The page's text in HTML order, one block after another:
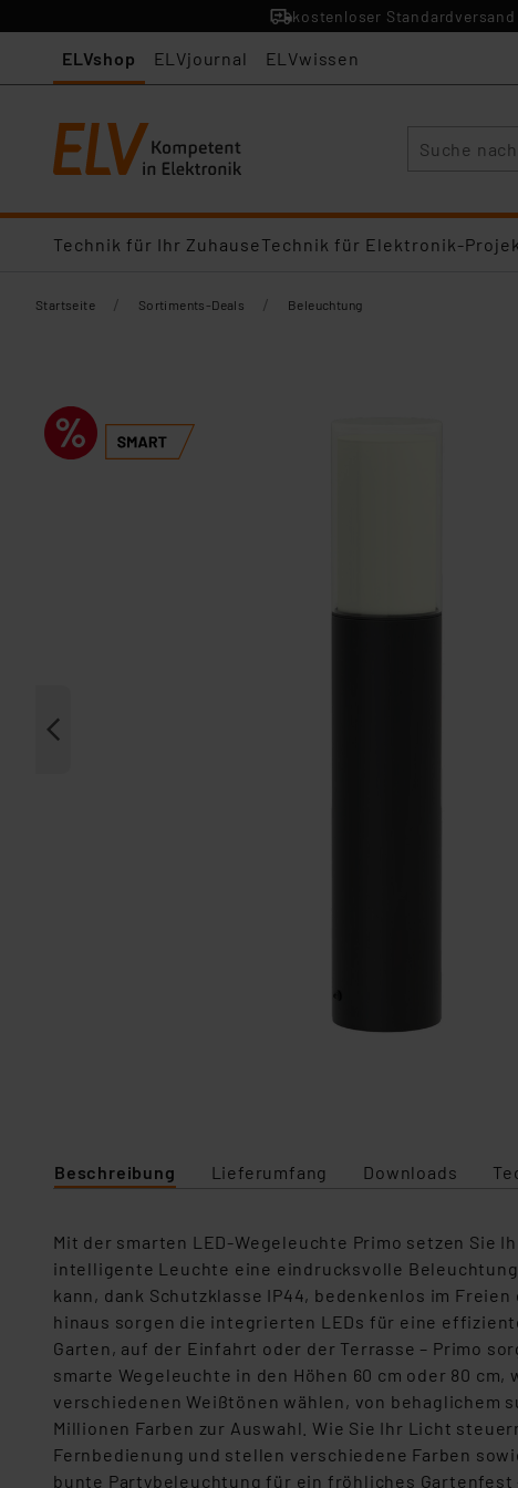
kostenloser Standardversand
ELVshop ELVjournal ELVwissen
Technik für Ihr ZuhauseTechnik für Elektronik-
Startseite / Sortiments-Deals / Beleuchtung​
Beschreibung Lieferumfang Downloads
Mit der smarten LED-Wegeleuchte Primo setzen Sie
intelligente Leuchte eine eindrucksvolle
kann, dank Schutzklasse IP44, bedenkenlos im
hinaus sorgen die integrierten LEDs für eine
Garten, auf der Einfahrt oder der Terrasse – Primo
smarte Wegeleuchte in den Höhen 60 cm oder 80
verschiedenen Weißtönen wählen, von behaglichem
Millionen Farben zur Auswahl. Wie Sie Ihr Licht
Fernbedienung und stellen verschiedene Farben
bunte Partybeleuchtung für ein fröhliches